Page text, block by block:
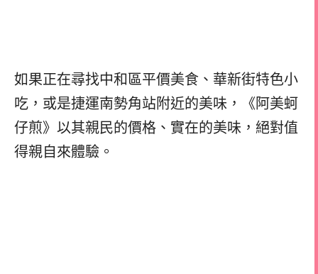
如果正在尋找中和區平價美食、華新街特色小
吃，或是捷運南勢角站附近的美味，《阿美蚵
仔煎》以其親民的價格、實在的美味，絕對值
得親自來體驗。